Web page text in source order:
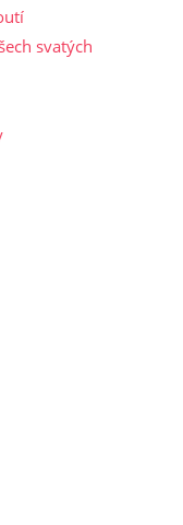
svatých